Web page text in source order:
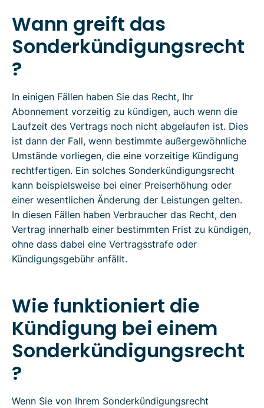
Wann greift das
Sonderkündigungsrecht
?
In einigen Fällen haben Sie das Recht, Ihr
Abonnement vorzeitig zu kündigen, auch wenn die
Laufzeit des Vertrags noch nicht abgelaufen ist. Dies
ist dann der Fall, wenn bestimmte außergewöhnliche
Umstände vorliegen, die eine vorzeitige Kündigung
rechtfertigen. Ein solches Sonderkündigungsrecht
kann beispielsweise bei einer Preiserhöhung oder
einer wesentlichen Änderung der Leistungen gelten.
In diesen Fällen haben Verbraucher das Recht, den
Vertrag innerhalb einer bestimmten Frist zu kündigen,
ohne dass dabei eine Vertragsstrafe oder
Kündigungsgebühr anfällt.
Wie funktioniert die
Kündigung bei einem
Sonderkündigungsrecht
?
Wenn Sie von Ihrem Sonderkündigungsrecht